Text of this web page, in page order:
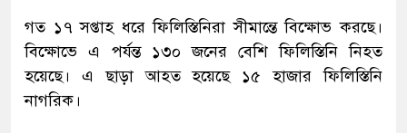
গত ১৭ সপ্তাহ ধরে ফিলিস্তিনিরা সীমান্তে বিক্ষোভ করছে।
বিক্ষোভে এ পর্যন্ত ১৩০ জনের বেশি ফিলিস্তিনি নিহত
হয়েছে। এ ছাড়া আহত হয়েছে ১৫ হাজার ফিলিস্তিনি
নাগরিক।